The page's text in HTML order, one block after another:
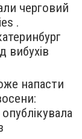
черговий
.
вибухів
напасти